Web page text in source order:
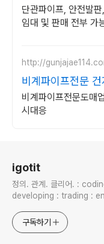
단관파이프, 안전발
임대 및 판매 전부 가
http://
비계파이프전문
비계파이프전문도매
시대응
igotit
정의. 관계. 클리어. : coding : making : creating :
developing : trading :
구독하기